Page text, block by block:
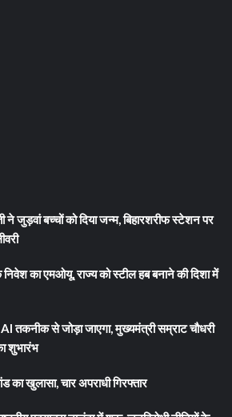
ने जुड़वां बच्चों को दिया जन्म, बिहारशरीफ स्टेशन पर
का एमओयू, राज्य को स्टील हब बनाने की दिशा में
AI तकनीक से जोड़ा जाएगा, मुख्यमंत्री सम्राट चौधरी
शुभारंभ
खुलासा, चार अपराधी गिरफ्तार